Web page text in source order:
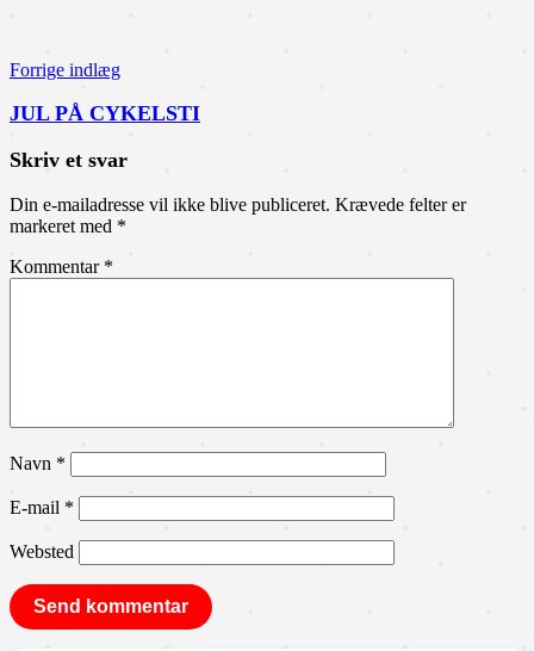
Indlægsnavigation
Forrige indlæg
JUL PÅ CYKELSTI
Skriv et svar
Din e-mailadresse vil ikke blive publiceret. Krævede felter er
markeret med *
Kommentar *
Navn *
E-mail *
Websted